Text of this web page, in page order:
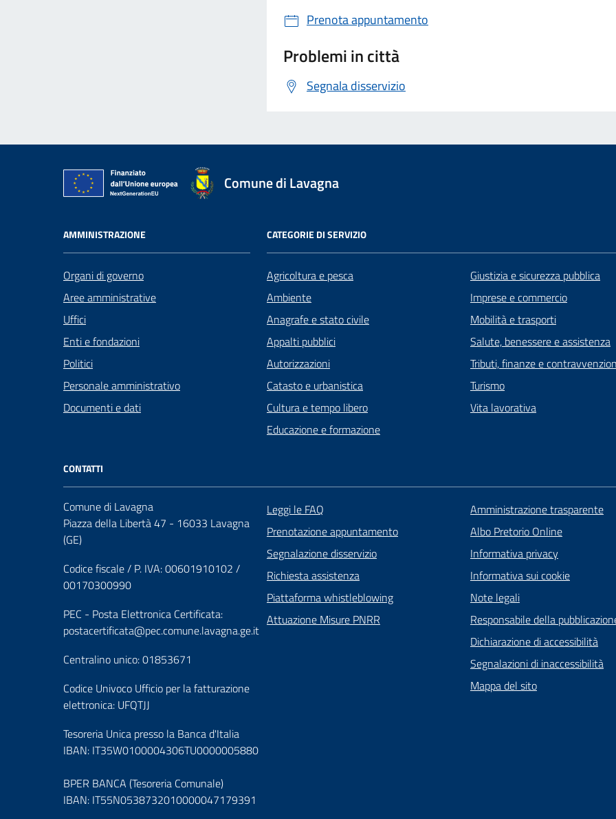
Prenota appuntamento
Problemi in città
Segnala disservizio
Comune di Lavagna
AMMINISTRAZIONE
Organi di governo
Aree amministrative
Uffici
Enti e fondazioni
Politici
Personale amministrativo
Documenti e dati
CATEGORIE DI SERVIZIO
Agricoltura e pesca
Ambiente
Anagrafe e stato civile
Appalti pubblici
Autorizzazioni
Catasto e urbanistica
Cultura e tempo libero
Educazione e formazione
Giustizia e sicurezza pubblica
Imprese e commercio
Mobilità e trasporti
Salute, benessere e assistenza
Tributi, finanze e
Turismo
Vita lavorativa
CONTATTI
Comune di Lavagna
Piazza della Libertà 47 - 16033 Lavagna
(GE)
Codice fiscale / P. IVA: 00601910102 /
00170300990
PEC - Posta Elettronica Certificata:
postacertificata@pec.comune.lavagna.ge.it
Centralino unico: 01853671
Codice Univoco Ufficio per la fatturazione
elettronica: UFQTJJ
Leggi le FAQ
Prenotazione appuntamento
Segnalazione disservizio
Richiesta assistenza
Piattaforma whistleblowing
Attuazione Misure PNRR
Amministrazione trasparente
Albo Pretorio Online
Informativa privacy
Informativa sui cookie
Note legali
Responsabile della
Dichiarazione di accessibilità
Segnalazioni di inaccessibilità
Mappa del sito
Tesoreria Unica presso la Banca d'Italia
IBAN: IT35W0100004306TU0000005880
BPER BANCA (Tesoreria Comunale)
IBAN: IT55N0538732010000047179391